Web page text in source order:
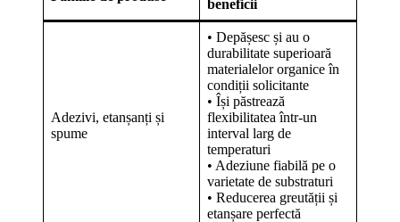
beneficii
Adezivi, etanșanți și
spume
• Depășesc și au o
durabilitate superioară
materialelor organice în
condiții solicitante
• Își păstrează
flexibilitatea într-un
interval larg de
temperaturi
• Adeziune fiabilă pe o
varietate de substraturi
• Reducerea greutății și
etanșare perfectă